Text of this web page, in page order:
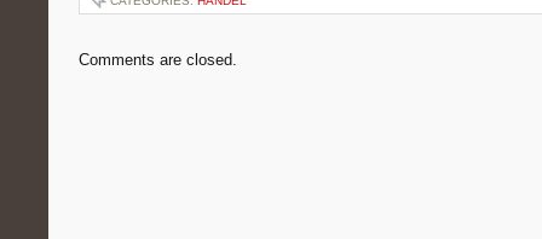
Comments are closed.